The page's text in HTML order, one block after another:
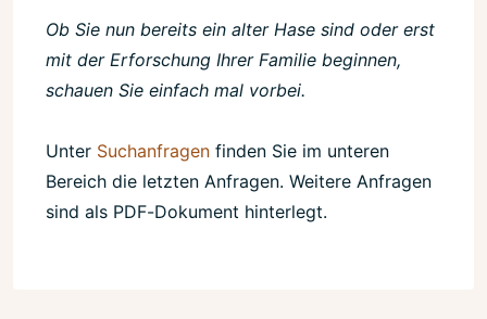
Ob Sie nun bereits ein alter Hase sind oder erst
mit der Erforschung Ihrer Familie beginnen,
schauen Sie einfach mal vorbei.
Unter Suchanfragen finden Sie im unteren
Bereich die letzten Anfragen. Weitere Anfragen
sind als PDF-Dokument hinterlegt.